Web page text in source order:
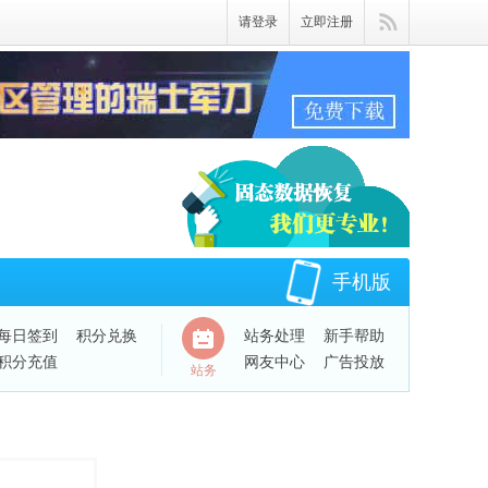
请登录 立即注册
手机版
日签到
积分兑换
分充值
绑定账号
站务
站务处理
新手帮助
网友中心
广告投放